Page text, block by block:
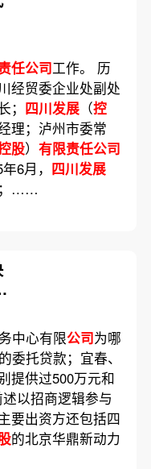
任公司工作。 历
经贸委企业处副处
四川发展（控
理；泸州市委常
股） 有限责任公司
6月， 四川发展
；……
中心有限公司为哪
委托贷款；宜春、
提供过500万元和
以招商逻辑参与
要出资方还包括四
的北京华鼎新动力